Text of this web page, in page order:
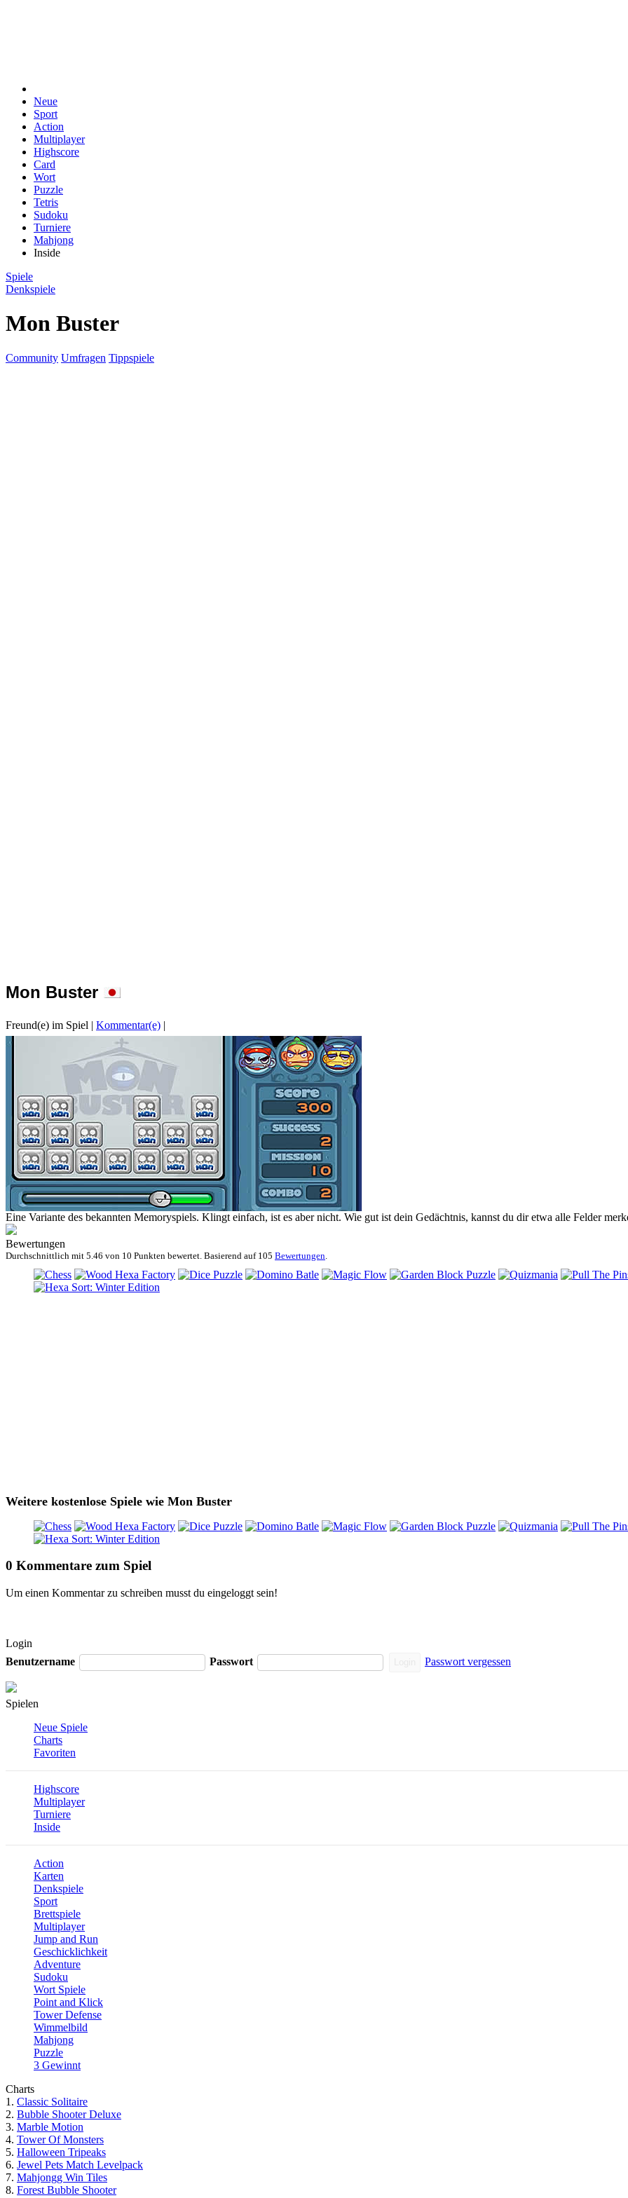
Neue
Sport
Action
Multiplayer
Highscore
Card
Wort
Puzzle
Tetris
Sudoku
Turniere
Mahjong
Inside
Spiele
Denkspiele
Mon Buster
Community Umfragen Tippspiele
Mon Buster
Freund(e) im Spiel | Kommentar(e) |
Eine Variante des bekannten Memoryspiels. Klingt einfach, ist es aber nicht. Wie gut ist dein Gedächtnis, kannst du dir etwa alle Felder
Bewertungen
Durchschnittlich mit 5.46 von 10 Punkten bewertet. Basierend auf 105 Bewertungen
Weitere kostenlose Spiele wie Mon Buster
0 Kommentare zum Spiel
Um einen Kommentar zu schreiben musst du eingeloggt sein!
Login
Benutzername
Passwort Passwort vergessen
Spielen
Neue Spiele
Charts
Favoriten
Highscore
Multiplayer
Turniere
Inside
Action
Karten
Denkspiele
Sport
Brettspiele
Multiplayer
Jump and Run
Geschicklichkeit
Adventure
Sudoku
Wort Spiele
Point and Klick
Tower Defense
Wimmelbild
Mahjong
Puzzle
3 Gewinnt
Charts
1. Classic Solitaire
2. Bubble Shooter Deluxe
3. Marble Motion
4. Tower Of Monsters
5. Halloween Tripeaks
6. Jewel Pets Match Levelpack
7. Mahjongg Win Tiles
8. Forest Bubble Shooter